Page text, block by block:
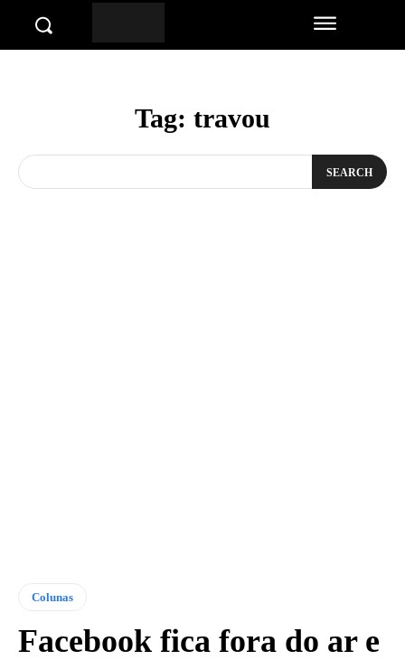
Tag: travou
SEARCH
Colunas
Facebook fica fora do ar e